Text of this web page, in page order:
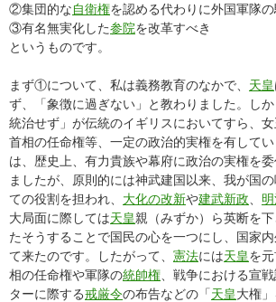
②集団的な自衛権を認める代わりに外国軍隊
③有名無実化した参院を改革すべき
というものです。
まず①について、私は義務教育のなかで、 天皇
ず、「象徴に過ぎない」と教わりました。し
統治せず」が伝統のイギリスにおいてすら、
首相の任命権等、一定の政治的実権を有して
は、歴史上、有力貴族や幕府に政治の実権を
ましたが、原則的には神武建国以来、我が国
ての役割を担われ、 大化の改新や建武新政
大局面に際しては天皇親（みずか）ら英断を
たそうすることで国民の心を一つにし、国家
て来たのです。したがって、 憲法には天皇を
相の任命権や軍隊の統帥権 、戦争における宣
ターに際する戒厳令の布告などの「天皇大権